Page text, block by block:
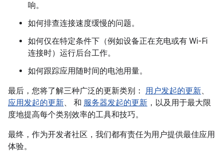
响。
如何排查连接速度缓慢的问题。
如何仅在特定条件下（例如设备正在充电或有 Wi-Fi
连接时）运行后台工作。
如何跟踪应用随时间的电池用量。
最后，您将了解三种广泛的更新类别： 用户发起的更新、
应用发起的更新、 和 服务器发起的更新 ，以及用于最大限
度地提高每个类别效率的工具和技巧。
最终，作为开发者社区，我们都有责任为用户提供最佳应用
体验。